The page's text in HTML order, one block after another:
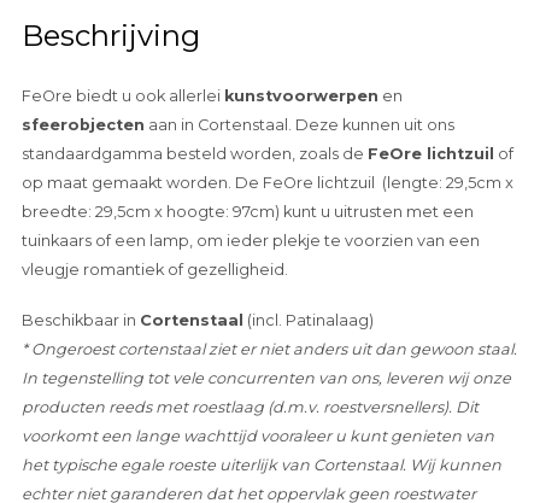
Beschrijving
FeOre biedt u ook allerlei kunstvoorwerpen en
sfeerobjecten aan in Cortenstaal. Deze kunnen uit ons
standaardgamma besteld worden, zoals de FeOre lichtzuil of
op maat gemaakt worden. De FeOre lichtzuil (lengte: 29,5cm x
breedte: 29,5cm x hoogte: 97cm) kunt u uitrusten met een
tuinkaars of een lamp, om ieder plekje te voorzien van een
vleugje romantiek of gezelligheid.
Beschikbaar in Cortenstaal (incl. Patinalaag)
* Ongeroest cortenstaal ziet er niet anders uit dan gewoon staal.
In tegenstelling tot vele concurrenten van ons, leveren wij onze
producten reeds met roestlaag (d.m.v. roestversnellers). Dit
voorkomt een lange wachttijd vooraleer u kunt genieten van
het typische egale roeste uiterlijk van Cortenstaal. Wij kunnen
echter niet garanderen dat het oppervlak geen roestwater